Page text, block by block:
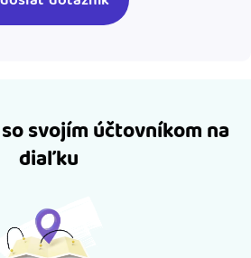
svojím účtovníkom na
diaľku